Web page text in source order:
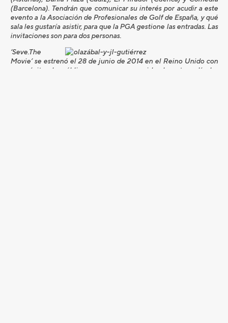
(Barcelona). Tendrán que comunicar su interés por acudir a este
evento a la Asociación de Profesionales de Golf de España, y qué
sala les gustaría asistir, para que la PGA gestione las entradas. Las
invitaciones son para dos personas.
‘Seve.The
Movie’ se estrenó el 28 de junio de 2014 en el Reino Unido con
gran éxito de público y una gran acogida de esta película-